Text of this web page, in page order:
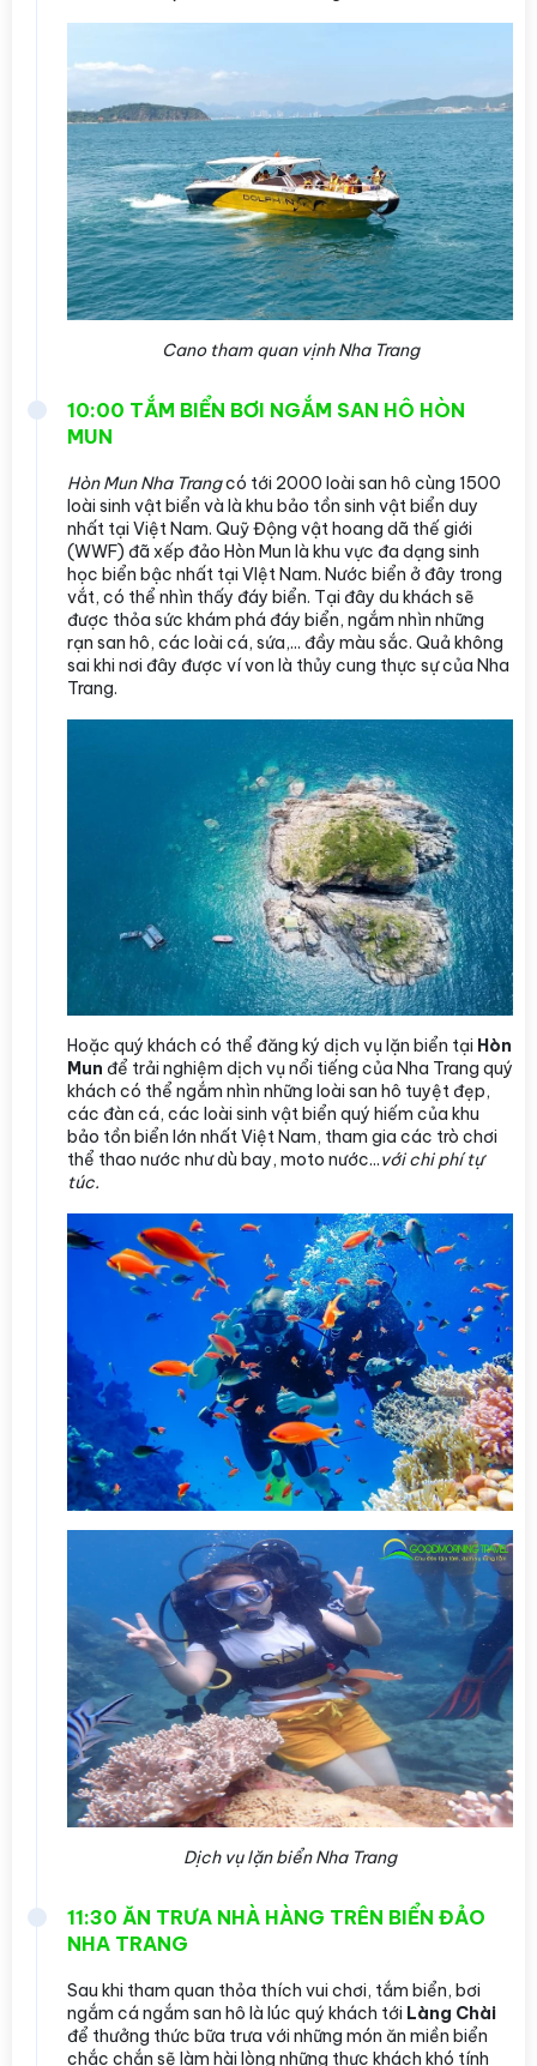
Cano tham quan vịnh Nha Trang
10:00 TẮM BIỂN BƠI NGẮM SAN HÔ HÒN
MUN
Hòn Mun Nha Trangcó tới 2000 loài san hô cùng 1500
loài sinh vật biển và là khu bảo tồn sinh vật biển duy
nhất tại Việt Nam. Quỹ Động vật hoang dã thế giới
(WWF) đã xếp đảo Hòn Mun là khu vực đa dạng sinh
học biển bậc nhất tại VIệt Nam. Nước biển ở đây trong
vắt, có thể nhìn thấy đáy biển. Tại đây du khách sẽ
được thỏa sức khám phá đáy biển, ngắm nhìn những
rạn san hô, các loài cá, sứa,... đầy màu sắc. Quả không
sai khi nơi đây được ví von là thủy cung thực sự của Nha
Trang.
Hoặc quý khách có thể đăng ký dịch vụ lặn biển tại Hòn
Mun để trải nghiệm dịch vụ nổi tiếng của Nha Trang quý
khách có thể ngắm nhìn những loài san hô tuyệt đẹp,
các đàn cá, các loài sinh vật biển quý hiếm của khu
bảo tồn biển lớn nhất Việt Nam, tham gia các trò chơi
thể thao nước như dù bay, moto nước...với chi phí tự
túc.
Dịch vụ lặn biển Nha Trang
11:30 ĂN TRƯA NHÀ HÀNG TRÊN BIỂN ĐẢO
NHA TRANG
Sau khi tham quan thỏa thích vui chơi, tắm biển, bơi
ngắm cá ngắm san hô là lúc quý khách tới Làng Chài
để thưởng thức bữa trưa với những món ăn miền biển
chắc chắn sẽ làm hài lòng những thực khách khó tính